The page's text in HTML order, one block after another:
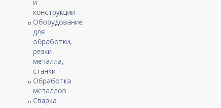
и
конструкции
Оборудование
для
обработки,
резки
металла,
станки
Обработка
металлов
Сварка